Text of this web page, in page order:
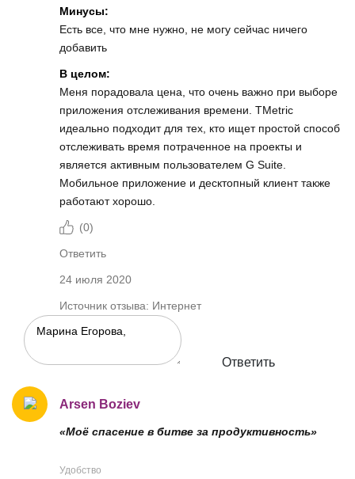
Минусы:
Есть все, что мне нужно, не могу сейчас ничего
добавить
В целом:
Меня порадовала цена, что очень важно при выборе
приложения отслеживания времени. TMetric
идеально подходит для тех, кто ищет простой способ
отслеживать время потраченное на проекты и
является активным пользователем G Suite.
Мобильное приложение и десктопный клиент также
работают хорошо.
(0)
Ответить
24 июля 2020
Источник отзыва: Интернет
Ответить
Arsen Boziev
«Моё спасение в битве за продуктивность»
Удобство